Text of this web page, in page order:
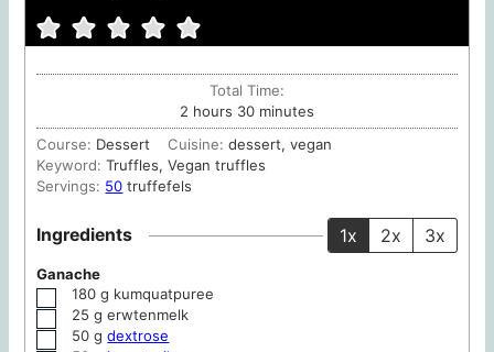
Total Time:
2 hours
hours 30minutes
minutes
Course: Dessert Cuisine:dessert, vegan
Keyword:Truffles, Vegan truffles
Servings: 50 truffefels
Ingredients 1x 2x 3x
Ganache
▢
180 g kumquatpuree
▢
25 g erwtenmelk
▢
50 g dextrose